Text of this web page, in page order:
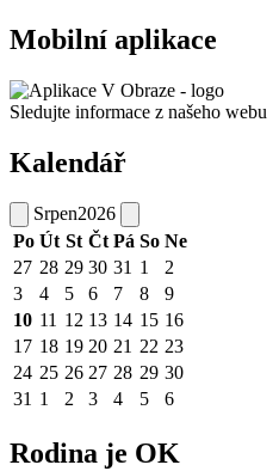
Mobilní aplikace
Sledujte informace z našeho webu
Kalendář
Srpen2026
Po Út St Čt Pá So Ne
27 28 29 30 31 1
2
3
4 5 6 7 8
9
10 11 12 13 14 15 16
17 18 19 20 21 22 23
24 25 26 27 28 29 30
31 1 2 3 4 5 6
Rodina je OK